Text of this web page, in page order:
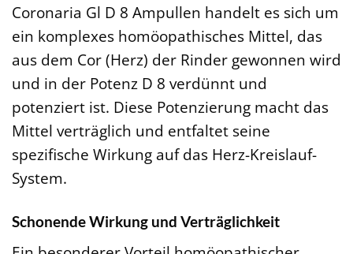
Coronaria Gl D 8 Ampullen handelt es sich um
ein komplexes homöopathisches Mittel, das
aus dem Cor (Herz) der Rinder gewonnen wird
und in der Potenz D 8 verdünnt und
potenziert ist. Diese Potenzierung macht das
Mittel verträglich und entfaltet seine
spezifische Wirkung auf das Herz-Kreislauf-
System.
Schonende Wirkung und Verträglichkeit